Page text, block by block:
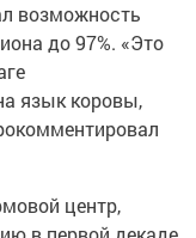
возможность
до 97%. «Это
язык коровы,
центр,